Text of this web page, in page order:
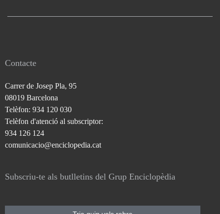
Contacte
Carrer de Josep Pla, 95
08019 Barcelona
Telèfon: 934 120 030
Telèfon d'atenció al subscriptor:
934 126 124
comunicacio@enciclopedia.cat
Subscriu-te als butlletins del Grup Enciclopèdia